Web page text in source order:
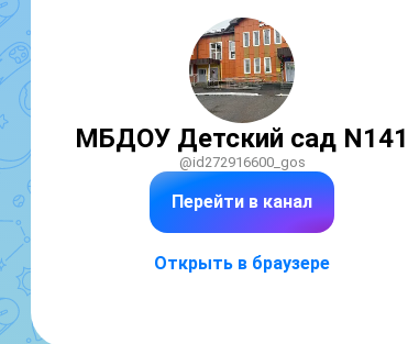
МБДОУ Детский сад N141
@id272916600_gos
Перейти в канал
Открыть в браузере